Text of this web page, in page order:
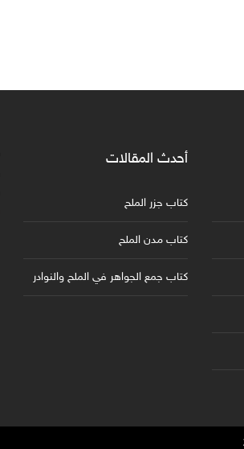
أحدث المقالات
كتاب جزر الملح
كتاب مدن الملح
كتاب جمع الجواهر في الملح والنوادر